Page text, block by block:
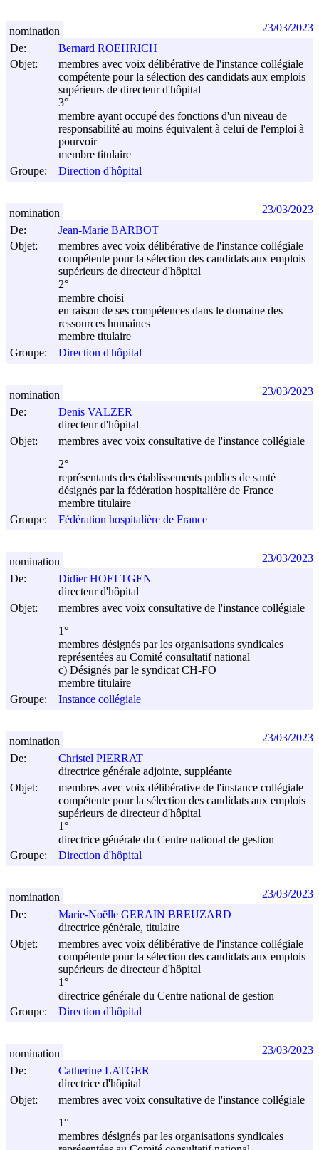
De:
Bernard ROEHRICH
Objet:
membres avec voix délibérative de l'instance collégiale
compétente pour la sélection des candidats aux emplois
supérieurs de directeur d'hôpital
3°
membre ayant occupé des fonctions d'un niveau de
responsabilité au moins équivalent à celui de l'emploi à
pourvoir
membre titulaire
Groupe:
Direction d'hôpital
nomination 23/03/2023
De:
Jean-Marie BARBOT
Objet:
membres avec voix délibérative de l'instance collégiale
compétente pour la sélection des candidats aux emplois
supérieurs de directeur d'hôpital
2°
membre choisi
en raison de ses compétences dans le domaine des
ressources humaines
membre titulaire
Groupe:
Direction d'hôpital
nomination 23/03/2023
De:
Denis VALZER
directeur d'hôpital
Objet:
membres avec voix consultative de l'instance collégiale
2°
représentants des établissements publics de santé
désignés par la fédération hospitalière de France
membre titulaire
Groupe:
Fédération hospitalière de France
nomination 23/03/2023
De:
Didier HOELTGEN
directeur d'hôpital
Objet:
membres avec voix consultative de l'instance collégiale
1°
membres désignés par les organisations syndicales
représentées au Comité consultatif national
c) Désignés par le syndicat CH-FO
membre titulaire
Groupe:
Instance collégiale
nomination 23/03/2023
De:
Christel PIERRAT
directrice générale adjointe, suppléante
Objet:
membres avec voix délibérative de l'instance collégiale
compétente pour la sélection des candidats aux emplois
supérieurs de directeur d'hôpital
1°
directrice générale du Centre national de gestion
Groupe:
Direction d'hôpital
nomination 23/03/2023
De:
Marie-Noëlle GERAIN BREUZARD
directrice générale, titulaire
Objet:
membres avec voix délibérative de l'instance collégiale
compétente pour la sélection des candidats aux emplois
supérieurs de directeur d'hôpital
1°
directrice générale du Centre national de gestion
Groupe:
Direction d'hôpital
nomination 23/03/2023
De:
Catherine LATGER
directrice d'hôpital
Objet:
membres avec voix consultative de l'instance collégiale
1°
membres désignés par les organisations syndicales
nomination 23/03/2023